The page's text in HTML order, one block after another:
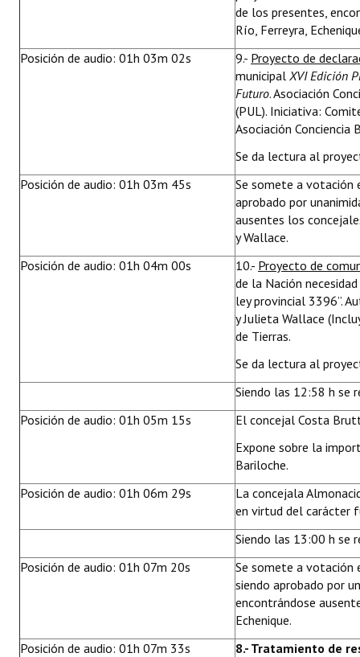
de los presentes,
Río, Ferreyra,
Posición de audio: 01h 03m 02s
9.- Proyecto de
municipal XVI Edición
Futuro. Asociación
(PUL). Iniciativa:
Asociación Conciencia
Se da lectura al
Posición de audio: 01h 03m 45s
Se somete a votación
aprobado por
ausentes los
y Wallace.
Posición de audio: 01h 04m 00s
10.- Proyecto de
de la Nación
ley provincial 3396”.
y Julieta Wallace
de Tierras.
Se da lectura al
Siendo las 12:58 h se
Posición de audio: 01h 05m 15s
El concejal Costa
Expone sobre la
Bariloche.
Posición de audio: 01h 06m 29s
La concejala
en virtud del carácter
Siendo las 13:00 h se
Posición de audio: 01h 07m 20s
Se somete a votación
siendo aprobado por
encontrándose
Echenique.
Posición de audio: 01h 07m 33s
8.- Tratamiento de